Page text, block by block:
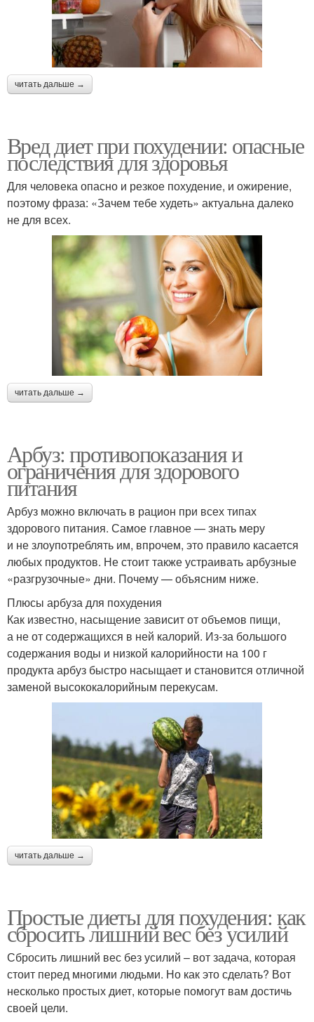
читать дальше →
Вред диет при похудении: опасные
последствия для здоровья
Для человека опасно и резкое похудение, и ожирение,
поэтому фраза: «Зачем тебе худеть» актуальна далеко
не для всех.
читать дальше →
Арбуз: противопоказания и
ограничения для здорового
питания
Арбуз можно включать в рацион при всех типах
здорового питания. Самое главное — знать меру
и не злоупотреблять им, впрочем, это правило касается
любых продуктов. Не стоит также устраивать арбузные
«разгрузочные» дни. Почему — объясним ниже.
Плюсы арбуза для похудения
Как известно, насыщение зависит от объемов пищи,
а не от содержащихся в ней калорий. Из-за большого
содержания воды и низкой калорийности на 100 г
продукта арбуз быстро насыщает и становится отличной
заменой высококалорийным перекусам.
читать дальше →
Простые диеты для похудения: как
сбросить лишний вес без усилий
Сбросить лишний вес без усилий – вот задача, которая
стоит перед многими людьми. Но как это сделать? Вот
несколько простых диет, которые помогут вам достичь
своей цели.